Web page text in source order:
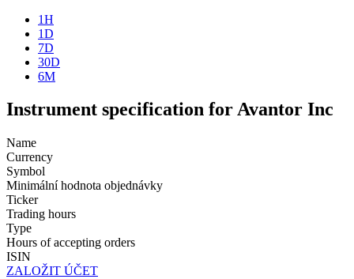
1H
1D
7D
30D
6M
Instrument specification for Avantor Inc
Name
Currency
Symbol
Minimální hodnota objednávky
Ticker
Trading hours
Type
Hours of accepting orders
ISIN
ZALOŽIT ÚČET